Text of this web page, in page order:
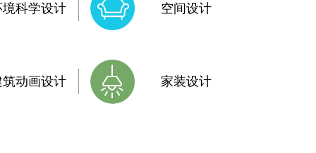
境科学设计 空间设计
筑动画设计 家装设计